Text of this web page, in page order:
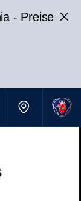
- Preise